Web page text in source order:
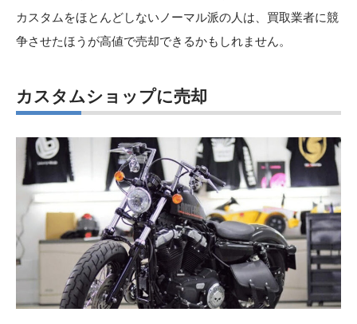
カスタムをほとんどしないノーマル派の人は、買取業者に競
争させたほうが高値で売却できるかもしれません。
カスタムショップに売却